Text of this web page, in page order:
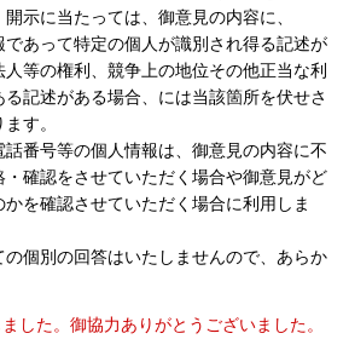
示に当たっては、御意見の内容に、
であって特定の個人が識別され得る記述が
等の権利、競争上の地位その他正当な利
記述がある場合、には当該箇所を伏せさ
す。
番号等の個人情報は、御意見の内容に不
確認をさせていただく場合や御意見がど
を確認させていただく場合に利用しま
個別の回答はいたしませんので、あらか
した。御協力ありがとうございました。